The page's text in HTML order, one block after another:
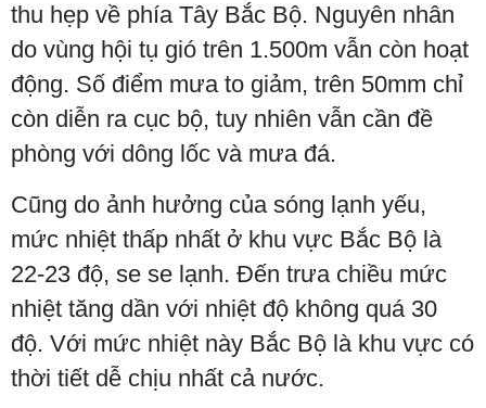
thu hẹp về phía Tây Bắc Bộ. Nguyên nhân
do vùng hội tụ gió trên 1.500m vẫn còn hoạt
động. Số điểm mưa to giảm, trên 50mm chỉ
còn diễn ra cục bộ, tuy nhiên vẫn cần đề
phòng với dông lốc và mưa đá.
Cũng do ảnh hưởng của sóng lạnh yếu,
mức nhiệt thấp nhất ở khu vực Bắc Bộ là
22-23 độ, se se lạnh. Đến trưa chiều mức
nhiệt tăng dần với nhiệt độ không quá 30
độ. Với mức nhiệt này Bắc Bộ là khu vực có
thời tiết dễ chịu nhất cả nước.